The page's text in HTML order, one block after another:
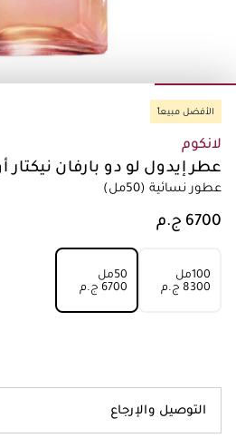
الأفضل مبيعاً
لانكوم
عطر إيدول لو دو بارفان نيكتار
عطور نسائية (50مل)
100مل
⁦8300⁩ ج.م
50مل
⁦6700⁩ ج.م
التوصيل والإرجاع